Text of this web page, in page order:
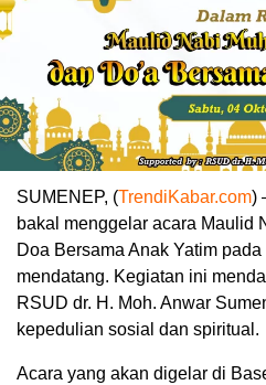
SUMENEP, (TrendiKabar.com)
bakal menggelar acara Maulid
Doa Bersama Anak Yatim
mendatang. Kegiatan ini
RSUD dr. H. Moh. Anwar
kepedulian sosial dan spiritual.
Acara yang akan digelar di